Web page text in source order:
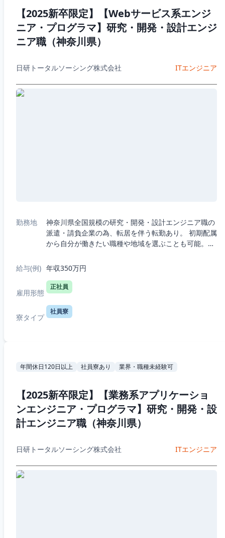
【2025新卒限定】【Webサービス系エンジ
ニア・プログラマ】研究・開発・設計エンジ
ニア職（神奈川県）
日研トータルソーシング株式会社 ITエンジニア
勤務地
神奈川県全国規模の研究・開発・設計エンジニア職の
派遣・請負企業の為、転居を伴う転勤あり。 初期配属
から自分が働きたい職種や地域を選ぶことも可能。・
R&D（化学生物系）・7つの勤務エリ...
給与(例) 年収350万円
雇用形態
正社員
寮タイプ
社員寮
年間休日120日以上 社員寮あり 業界・職種未経験可
【2025新卒限定】【業務系アプリケーショ
ンエンジニア・プログラマ】研究・開発・設
計エンジニア職（神奈川県）
日研トータルソーシング株式会社 ITエンジニア